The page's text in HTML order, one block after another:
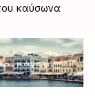
καύσωνα